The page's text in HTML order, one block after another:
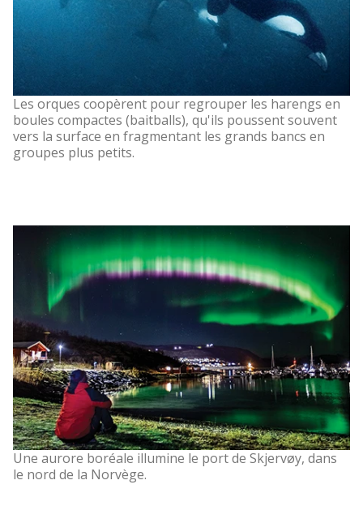
Les orques coopèrent pour regrouper les harengs en
boules compactes (baitballs), qu'ils poussent souvent
vers la surface en fragmentant les grands bancs en
groupes plus petits.
Une aurore boréale illumine le port de Skjervøy, dans
le nord de la Norvège.